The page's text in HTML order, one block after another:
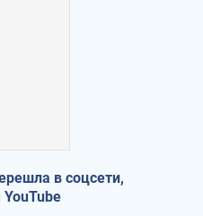
в соцсети,